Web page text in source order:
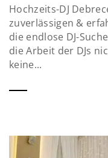
Hochzeits-DJ
zuverlässigen &
die endlose DJ-
die Arbeit der DJs
keine...